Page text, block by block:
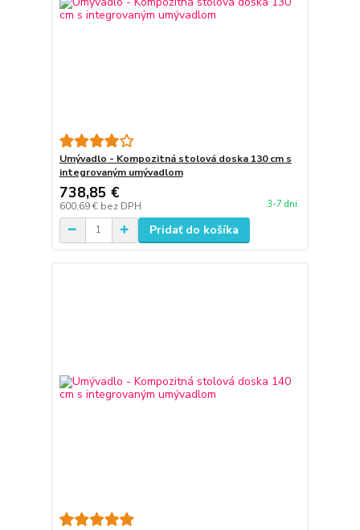
Umývadlo - Kompozitná stolová doska 130 cm s
integrovaným umývadlom
738,85 €
600,69 € bez DPH 3-7 dni
Pridať do košíka